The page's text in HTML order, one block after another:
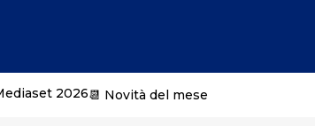
2026📆 Novità del mese